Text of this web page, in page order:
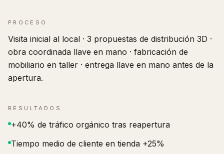
PROCESO
Visita inicial al local · 3 propuestas de distribución 3D ·
obra coordinada llave en mano · fabricación de
mobiliario en taller · entrega llave en mano antes de la
apertura.
RESULTADOS
+40% de tráfico orgánico tras reapertura
Tiempo medio de cliente en tienda +25%